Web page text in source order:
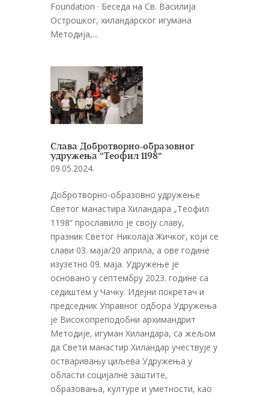
Foundation · Беседа на Св. Василија
Острошког, хиландарског игумана
Методија,...
Слава Добротворно-образовног
удружења “Теофил 1198“
09.05.2024.
Добротворно-образовно удружење
Светог манастира Хиландара „Теофил
1198“ прославило је своју славу,
празник Светог Николаја Жичког, који се
слави 03. маја/20 априла, а ове године
изузетно 09. маја. Удружење је
основано у септембру 2023. године са
седиштем у Чачку. Идејни покретач и
председник Управног одбора Удружења
је Високопреподобни архимандрит
Методије, игуман Хиландара, са жељом
да Свети манастир Хиландар учествује у
остваривању циљева Удружења у
области социјалне заштите,
образовања, културе и уметности, као